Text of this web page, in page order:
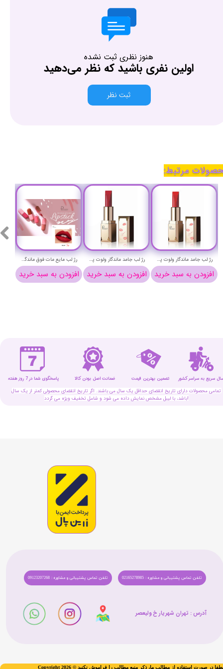
هنوز نظری ثبت نشده
اولین نفری باشید که نظر می‌دهید
ثبت نظر
رژ لب مایع مات فوق ماندگار کپسولی پودایر شماره 912 - Pudaier matte liquid pills lipstick
افزودن به سبد خرید
رژ لب جامد ماندگار ولوت پودایر شماره 14 - Pudaier velvet lip stick
افزودن به سبد خرید
رژ لب جامد ماندگار ولوت پودایر شماره 15 - Pudaier velvet lip stick
افزودن به سبد خرید
مرتبط:
تمامی محصولات دارای تاریخ انقضای حداقل یک سال می باشند. اگر تاریخ انقضای محصولی کمتر از یک سال
باشد، با لیبل مشخص نمایش داده می شود و شامل تخفیف ویژه می گردد!
ضمانت اصل بودن کالا تضمین بهترین قیمت پاسخگوی شما در 7 روز هفته سریع به سراسر کشور
تلفن تماس پشتیبانی و مشاوره : 09123207268 تلفن تماس پشتیبانی و مشاوره : 02165278985
آدرس : تهران شهریار خ ولیعصر​​​​​​​